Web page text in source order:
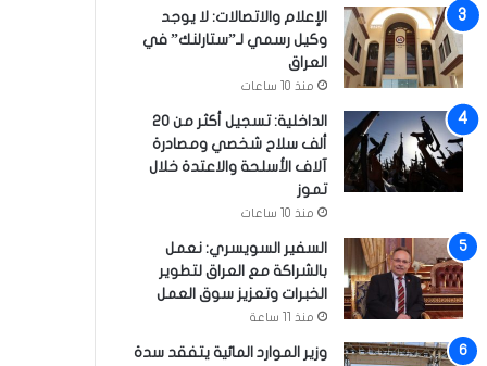
الإعلام والاتصالات: لا يوجد
وكيل رسمي لـ”ستارلنك” في
العراق
منذ 10 ساعات
الداخلية: تسجيل أكثر من 20
ألف سلاح شخصي ومصادرة
آلاف الأسلحة والاعتدة خلال
تموز
منذ 10 ساعات
السفير السويسري: نعمل
بالشراكة مع العراق لتطوير
الخبرات وتعزيز سوق العمل
منذ 11 ساعة
وزير الموارد المائية يتفقد سدة